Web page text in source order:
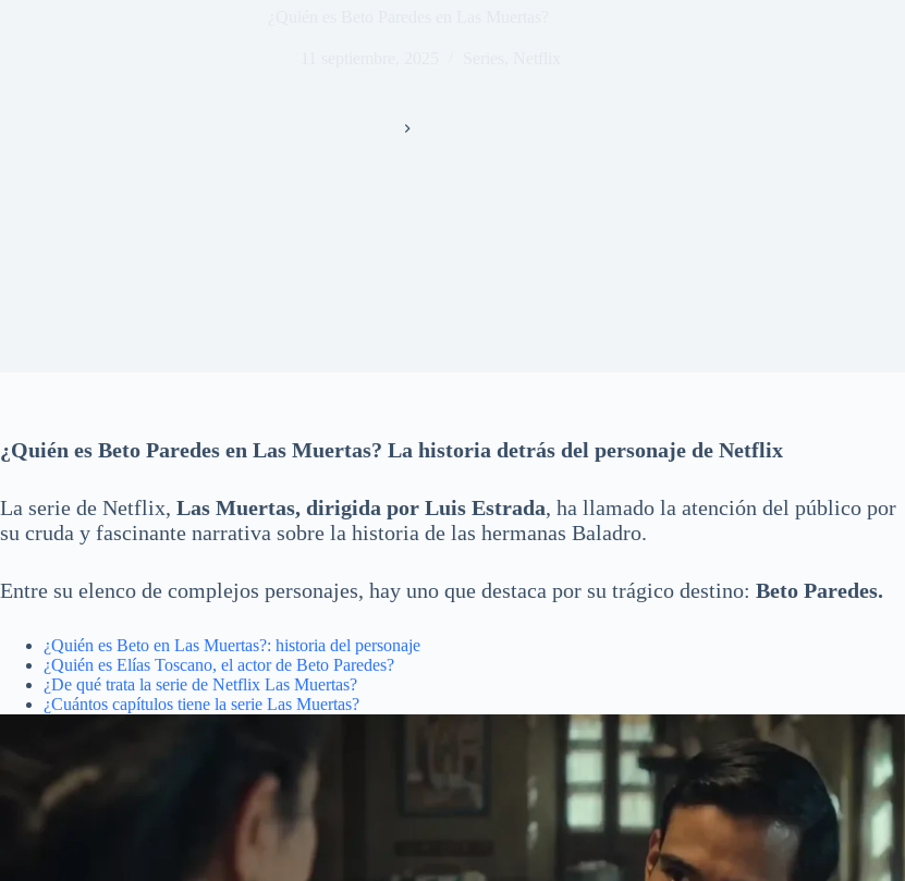
¿Quién es Beto Paredes en Las Muertas? La historia detrás del personaje de Netflix
La serie de Netflix, Las Muertas, dirigida por Luis Estrada, ha llamado la atención del público por
su cruda y fascinante narrativa sobre la historia de las hermanas Baladro.
Entre su elenco de complejos personajes, hay uno que destaca por su trágico destino: Beto Paredes.
¿Quién es Beto en Las Muertas?: historia del personaje
¿Quién es Elías Toscano, el actor de Beto Paredes?
¿De qué trata la serie de Netflix Las Muertas?
¿Cuántos capítulos tiene la serie Las Muertas?